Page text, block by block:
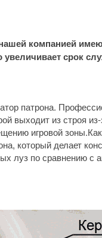
компанией
срок
патрона.
выходит из строя
игровой
который делает
луз по сравнению с